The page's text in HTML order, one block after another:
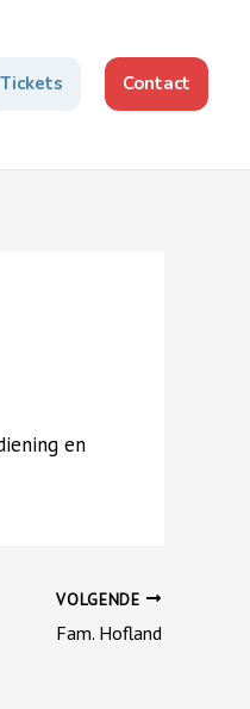
Tickets Contact
en
VOLGENDE
Fam. Hofland